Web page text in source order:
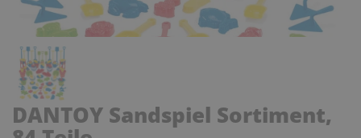
DANTOY Sandspiel Sortiment,